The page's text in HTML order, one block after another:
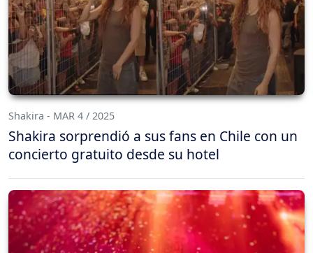
Shakira - MAR 4 / 2025
Shakira sorprendió a sus fans en Chile con un
concierto gratuito desde su hotel